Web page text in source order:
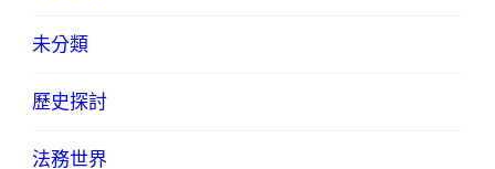
未分類
歷史探討
法務世界